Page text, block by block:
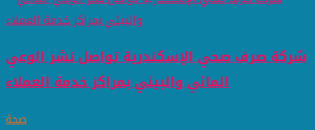
شركة صرف صحي الإسكندرية تواصل نشر الوعي
المائي والبيئي بمراكز خدمة العملاء
صحة